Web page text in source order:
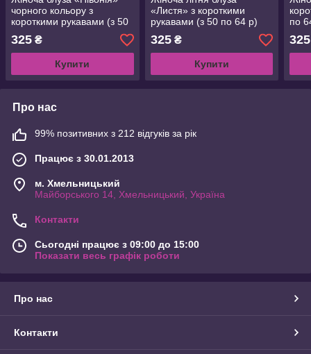
чорного кольору з
короткими рукавами (з 50
по 64 р)
325 ₴
Купити
«Листя» з короткими
рукавами (з 50 по 64 р)
325₴
Купити
по
325
Про нас
99% позитивних з 212 відгуків за рік
Працює з 30.01.2013
м. Хмельницький
Майборського 14, Хмельницький, Україна
Контакти
Сьогодні працює з 09:00 до 15:00
Показати весь графік роботи
Про нас
Контакти